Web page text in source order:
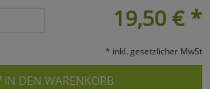
19,50 € *
* inkl. gesetzlicher MwSt
IN DEN WARENKORB
Cookies
Alle Akzeptieren
zurückzu Haupptseite